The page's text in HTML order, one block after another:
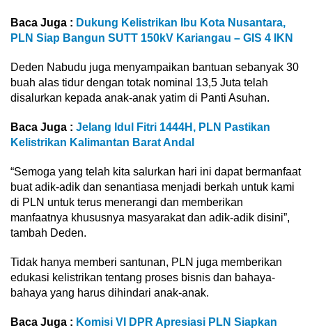
Baca Juga : Dukung Kelistrikan Ibu Kota Nusantara,
PLN Siap Bangun SUTT 150kV Kariangau – GIS 4 IKN
Deden Nabudu juga menyampaikan bantuan sebanyak 30
buah alas tidur dengan totak nominal 13,5 Juta telah
disalurkan kepada anak-anak yatim di Panti Asuhan.
Baca Juga : Jelang Idul Fitri 1444H, PLN Pastikan
Kelistrikan Kalimantan Barat Andal
“Semoga yang telah kita salurkan hari ini dapat bermanfaat
buat adik-adik dan senantiasa menjadi berkah untuk kami
di PLN untuk terus menerangi dan memberikan
manfaatnya khususnya masyarakat dan adik-adik disini”,
tambah Deden.
Tidak hanya memberi santunan, PLN juga memberikan
edukasi kelistrikan tentang proses bisnis dan bahaya-
bahaya yang harus dihindari anak-anak.
Baca Juga : Komisi VI DPR Apresiasi PLN Siapkan